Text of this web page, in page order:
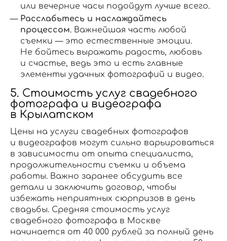
или вечерние часы подойдут лучше всего.
Расслабьтесь и наслаждайтесь
процессом. Важнейшая часть любой
съемки — это естественные эмоции.
Не бойтесь выражать радость, любовь
и счастье, ведь это и есть главные
элементы удачных фотографий и видео.
5. Стоимость услуг свадебного
фотографа и видеографа
в Крылатском
Цены на услуги свадебных фотографов
и видеографов могут сильно варьироваться
в зависимости от опыта специалиста,
продолжительности съемки и объема
работы. Важно заранее обсудить все
детали и заключить договор, чтобы
избежать неприятных сюрпризов в день
свадьбы. Средняя стоимость услуг
свадебного фотографа в Москве
начинается от 40 000 рублей за полный день